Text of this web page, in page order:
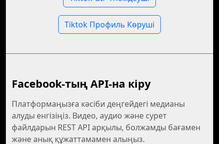
Tiktok Профиль Көруші
Facebook-тың API-на кіру
Платформаңызға кәсіби деңгейдегі медианы
алуды енгізіңіз. Видео, аудио және сурет
файлдарын REST API арқылы, болжамды бағамен
және анық құжаттамамен алыңыз.